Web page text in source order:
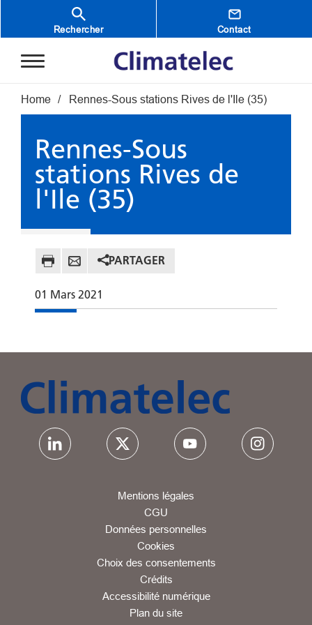
Aller au contenu principal
Rechercher Contact
Fil d'Ariane
Home Rennes-Sous stations Rives de l'Ile (35)
Rennes-Sous
stations Rives de
l'Ile (35)
PARTAGER
01 Mars 2021
Mentions légales
CGU
Données personnelles
Cookies
Choix des consentements
Crédits
Accessibilité numérique
Plan du site